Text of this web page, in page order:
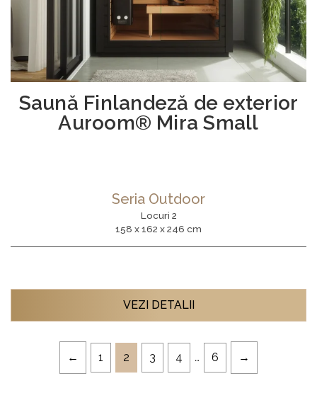
Saună Finlandeză de exterior
Auroom® Mira Small
Seria Outdoor
Locuri 2
158 x 162 x 246 cm
VEZI DETALII
1 2 3 4 … 6